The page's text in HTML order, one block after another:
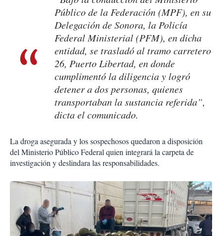
Público de la Federación (MPF), en su
Delegación de Sonora, la Policía
Federal Ministerial (PFM), en dicha
entidad, se trasladó al tramo carretero
26, Puerto Libertad, en donde
cumplimentó la diligencia y logró
detener a dos personas, quienes
transportaban la sustancia referida”,
dicta el comunicado.
La droga asegurada y los sospechosos quedaron a disposición
del Ministerio Público Federal quien integrará la carpeta de
investigación y deslindara las responsabilidades.